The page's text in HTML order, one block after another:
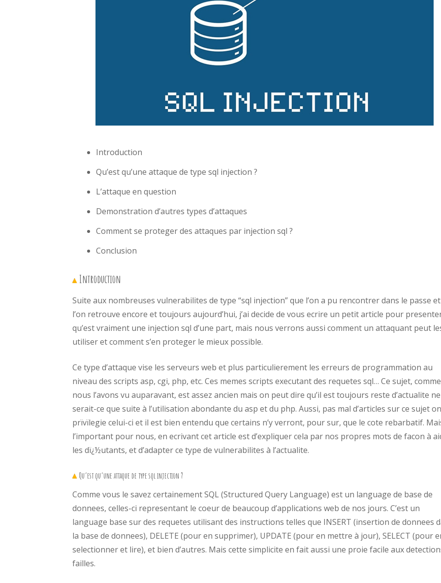
Introduction
Qu’est qu’une attaque de type sql injection ?
L’attaque en question
Demonstration d’autres types d’attaques
Comment se proteger des attaques par injection sql ?
Conclusion
Introduction
Suite aux nombreuses vulnerabilites de type “sql injection” que l’on a pu rencontrer dans le passe
l’on retrouve encore et toujours aujourd’hui, j’ai decide de vous ecrire un petit article pour
qu’est vraiment une injection sql d’une part, mais nous verrons aussi comment un attaquant peut
utiliser et comment s’en proteger le mieux possible.
Ce type d’attaque vise les serveurs web et plus particulierement les erreurs de programmation au
niveau des scripts asp, cgi, php, etc. Ces memes scripts executant des requetes sql… Ce sujet, comme
nous l’avons vu auparavant, est assez ancien mais on peut dire qu’il est toujours reste d’actualite ne
serait-ce que suite à l’utilisation abondante du asp et du php. Aussi, pas mal d’articles sur ce sujet
prïvïlegie celui-ci et il est bien entendu que certains n’y verront, pour sur, que le cote rebarbatif.
l’important pour nous, en ecrivant cet article est d’expliquer cela par nos propres mots de facon à
les dï¿½utants, et d’adapter ce type de vulnerabilites à l’actualite.
Qu’est qu’une attaque de type sql injection ?
Comme vous le savez certainement SQL (Structured Query Language) est un language de base de
donnees, celles-ci representant le coeur de beaucoup d’applications web de nos jours. C’est un
language base sur des requetes utilisant des instructions telles que INSERT (insertion de donnees
la base de donnees), DELETE (pour en supprimer), UPDATE (pour en mettre à jour), SELECT (pour
selectionner et lire), et bien d’autres. Mais cette simplicite en fait aussi une proie facile aux
failles.